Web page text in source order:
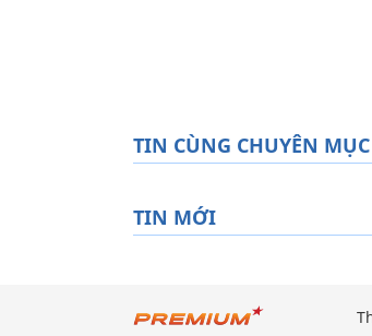
TIN CÙNG CHUYÊN MỤC
TIN MỚI